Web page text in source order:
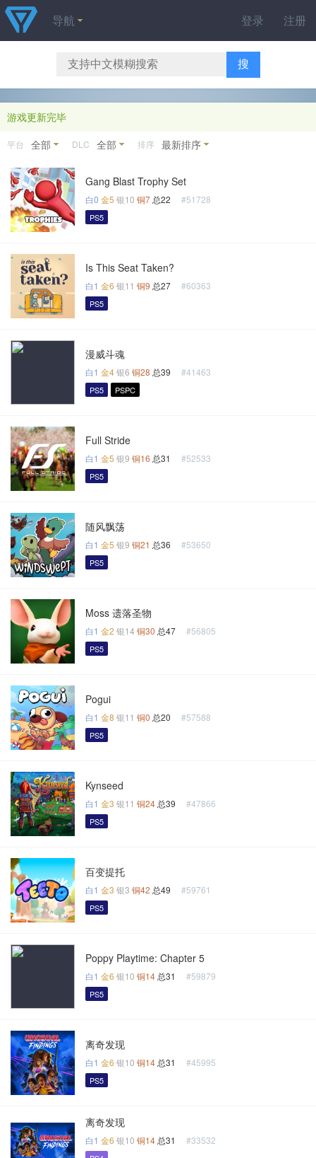
登录 注册
导航
搜
游戏更新完毕
平台 全部 DLC 全部 排序 最新排序
Gang Blast Trophy Set
白0 金5 银10 铜7 总22 #51728
PS5
Is This Seat Taken?
白1 金6 银11 铜9 总27 #60363
PS5
漫威斗魂
白1 金4银6 铜28 总39 #41463
PS5 PSPC
Full Stride
白1 金5 银9 铜16 总31 #52533
PS5
随风飘荡
白1 金5 银9 铜21 总36 #53650
PS5
Moss 遗落圣物
白1 金2 银14 铜30 总47 #56805
PS5
Pogui
白1 金8 银11 铜0 总20 #57588
PS5
Kynseed
白1 金3 银11 铜24 总39 #47866
PS5
百变提托
白1 金3 银3 铜42 总49 #59761
PS5
Poppy Playtime: Chapter 5
白1 金6 银10 铜14 总31 #59879
PS5
离奇发现
白1 金6 银10 铜14 总31 #45995
PS5
离奇发现
白1 金6 银10 铜14 总31 #33532